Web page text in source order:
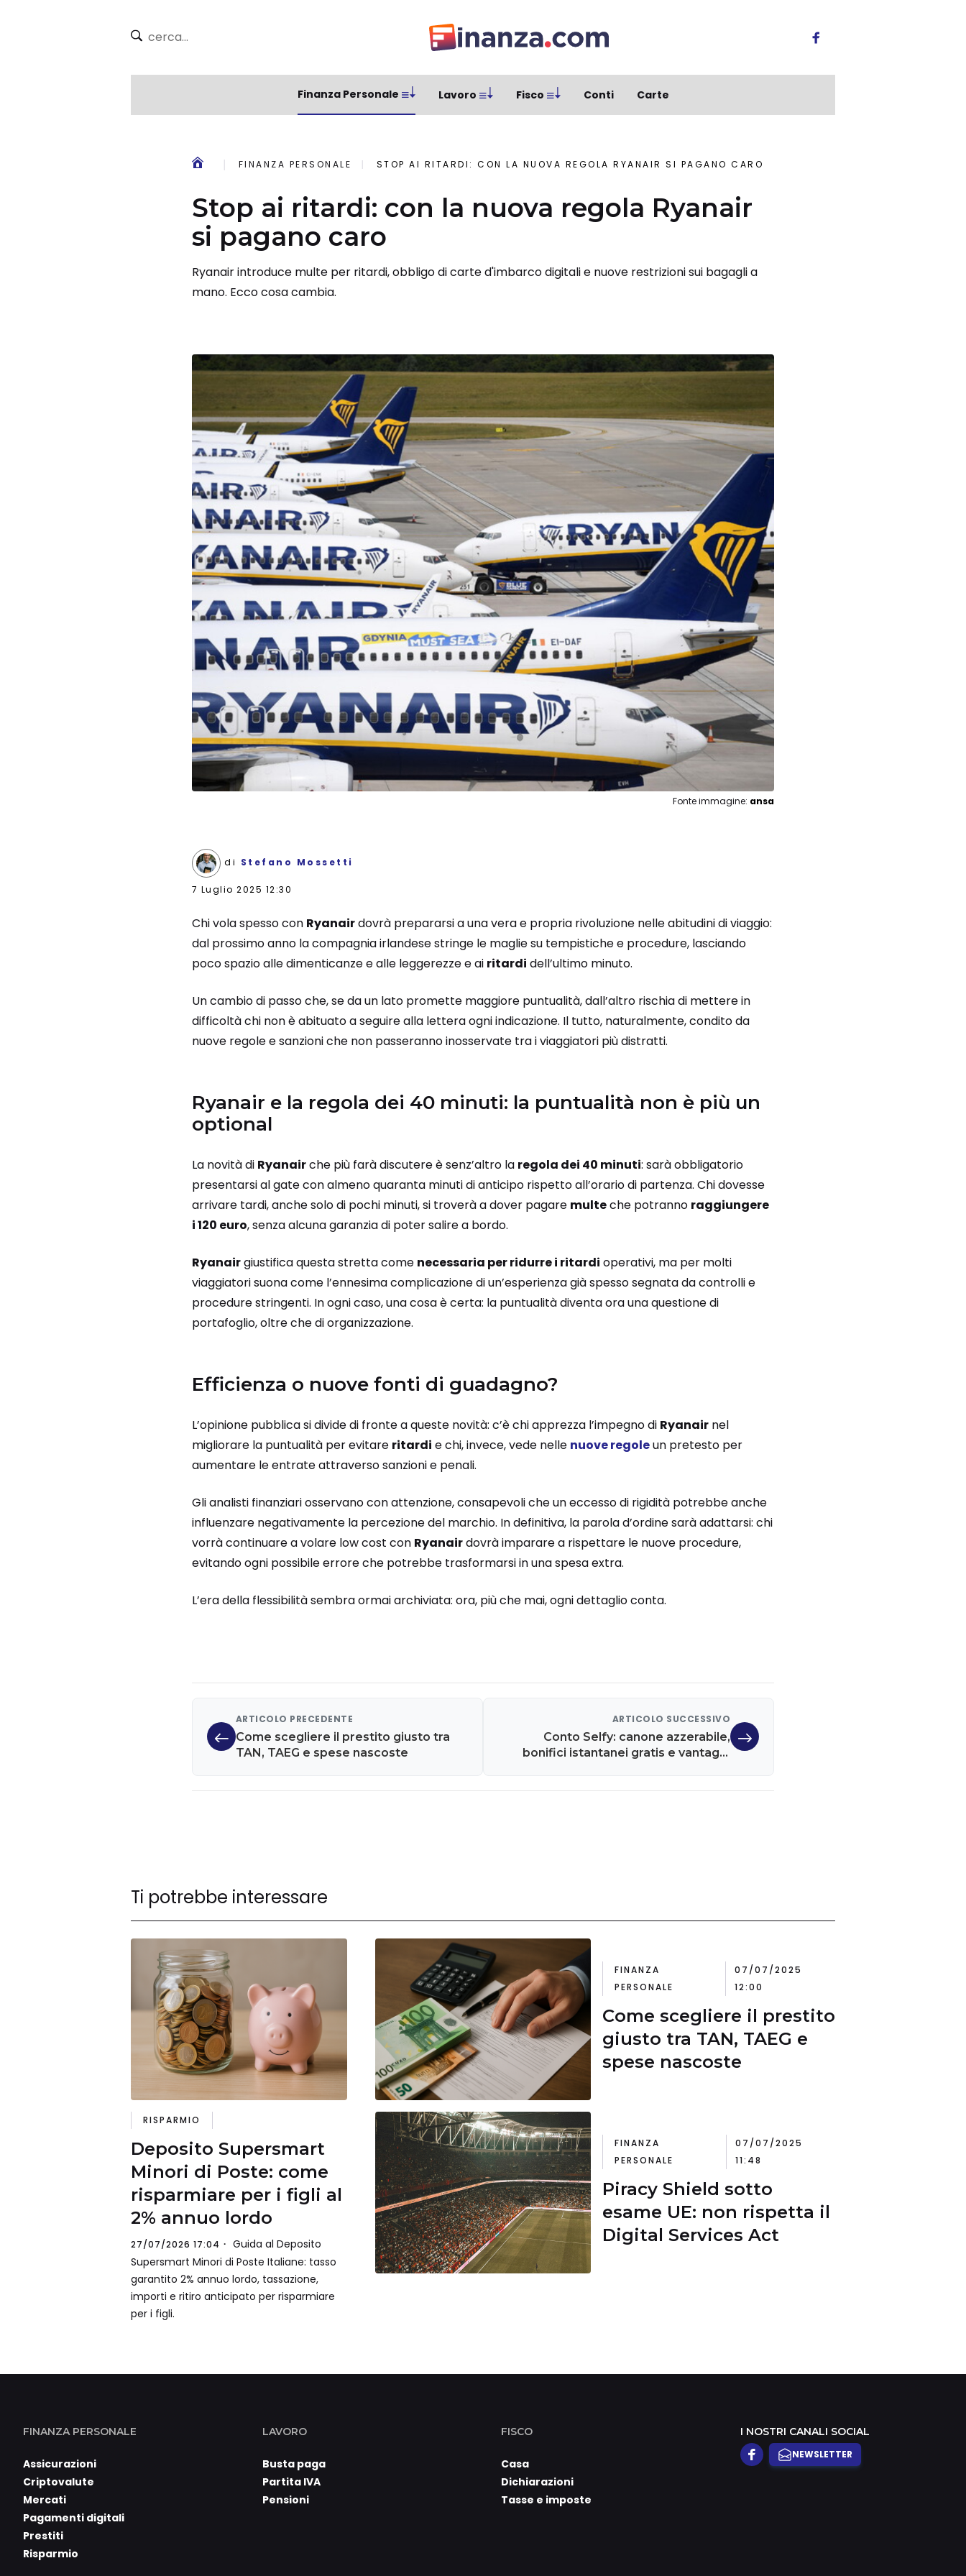
Finanza Personale Lavoro Fisco Conti Carte
FINANZA PERSONALE STOP AI RITARDI: CON LA NUOVA REGOLA RYANAIR SI PAGANO CARO
Stop ai ritardi: con la nuova regola Ryanair
si pagano caro
Ryanair introduce multe per ritardi, obbligo di carte d'imbarco digitali e nuove restrizioni sui bagagli a
mano. Ecco cosa cambia.
Fonte immagine: ansa
di Stefano Mossetti
7 Luglio 2025 12:30
Chi vola spesso con Ryanairdovrà prepararsi a una vera e propria rivoluzione nelle abitudini di viaggio:
dal prossimo anno la compagnia irlandese stringe le maglie su tempistiche e procedure, lasciando
poco spazio alle dimenticanze e alle leggerezze e ai ritardi dell’ultimo minuto.
Un cambio di passo che, se da un lato promette maggiore puntualità, dall’altro rischia di mettere in
difficoltà chi non è abituato a seguire alla lettera ogni indicazione. Il tutto, naturalmente, condito da
nuove regole e sanzioni che non passeranno inosservate tra i viaggiatori più distratti.
Ryanair e la regola dei 40 minuti: la puntualità non è più un
optional
La novità di Ryanairche più farà discutere è senz’altro la regola dei 40 minuti: sarà obbligatorio
presentarsi al gate con almeno quaranta minuti di anticipo rispetto all’orario di partenza. Chi dovesse
arrivare tardi, anche solo di pochi minuti, si troverà a dover pagare multeche potranno raggiungere
i 120 euro, senza alcuna garanzia di poter salire a bordo.
Ryanairgiustifica questa stretta come necessaria per ridurre i ritardi operativi, ma per molti
viaggiatori suona come l’ennesima complicazione di un’esperienza già spesso segnata da controlli e
procedure stringenti. In ogni caso, una cosa è certa: la puntualità diventa ora una questione di
portafoglio, oltre che di organizzazione.
Efficienza o nuove fonti di guadagno?
L’opinione pubblica si divide di fronte a queste novità: c’è chi apprezza l’impegno di Ryanairnel
migliorare la puntualità per evitare ritardi e chi, invece, vede nelle nuove regoleun pretesto per
aumentare le entrate attraverso sanzioni e penali.
Gli analisti finanziari osservano con attenzione, consapevoli che un eccesso di rigidità potrebbe anche
influenzare negativamente la percezione del marchio. In definitiva, la parola d’ordine sarà adattarsi: chi
vorrà continuare a volare low cost con Ryanairdovrà imparare a rispettare le nuove procedure,
evitando ogni possibile errore che potrebbe trasformarsi in una spesa extra.
L’era della flessibilità sembra ormai archiviata: ora, più che mai, ogni dettaglio conta.
ARTICOLO PRECEDENTE
Come scegliere il prestito giusto tra
TAN, TAEG e spese nascoste
ARTICOLO SUCCESSIVO
Conto Selfy: canone azzerabile,
bonifici istantanei gratis e vantaggi
Ti potrebbe interessare
RISPARMIO
Deposito Supersmart
Minori di Poste: come
risparmiare per i figli al
2% annuo lordo
27/07/2026 17:04
Guida al Deposito
Supersmart Minori di Poste Italiane: tasso
garantito 2% annuo lordo, tassazione,
importi e ritiro anticipato per risparmiare
per i figli.
FINANZA
PERSONALE
07/07/2025
12:00
Come scegliere il prestito
giusto tra TAN, TAEG e
spese nascoste
FINANZA
PERSONALE
07/07/2025
11:48
Piracy Shield sotto
esame UE: non rispetta il
Digital Services Act
FINANZA PERSONALE
Assicurazioni
Criptovalute
Mercati
Pagamenti digitali
Prestiti
Risparmio
LAVORO
Busta paga
Partita IVA
Pensioni
FISCO
Casa
Dichiarazioni
Tasse e imposte
I NOSTRI CANALI SOCIAL
NEWSLETTER